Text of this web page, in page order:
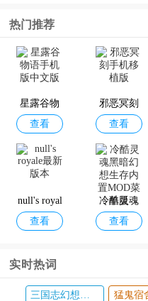
热门推荐
星露谷物
语手机版
中文版
查看
邪恶冥刻
手机移植
版
查看
null's royal
e最新版本
查看
冷酷灵魂
黑暗幻想
版
查看
实时热词
三国志幻想大陆 猛鬼宿舍